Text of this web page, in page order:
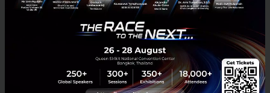
Techsauce x Beryl 8 Plus: Deliver the Next
Generation Customer Service with Genesys ล้ำหน้า
กว่ากับการบริการลูกค้าด้วยระบบ Cloud แห่งอนาคตจาก